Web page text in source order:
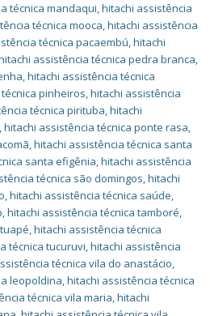
técnica mandaqui,hitachi assistência
técnica mooca,hitachi assistência
técnica pacaembú,hitachi
assistência técnica pedra branca,
,hitachi assistência técnica
pinheiros,hitachi assistência
técnica pirituba,hitachi
,hitachi assistência técnica ponte rasa,
,hitachi assistência técnica santa
santa efigênia,hitachi assistência
técnica são domingos,hitachi
,hitachi assistência técnica saúde,
,hitachi assistência técnica tamboré,
,hitachi assistência técnica
técnica tucuruvi,hitachi assistência
técnica vila do anastácio,
leopoldina,hitachi assistência técnica
técnica vila maria,hitachi